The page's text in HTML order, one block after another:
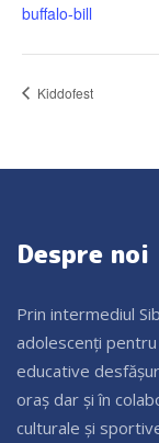
buffalo-bill
Kiddofest
Despre noi
Prin intermediul
adolescenți pentru
educative
oraș dar și în
culturale și